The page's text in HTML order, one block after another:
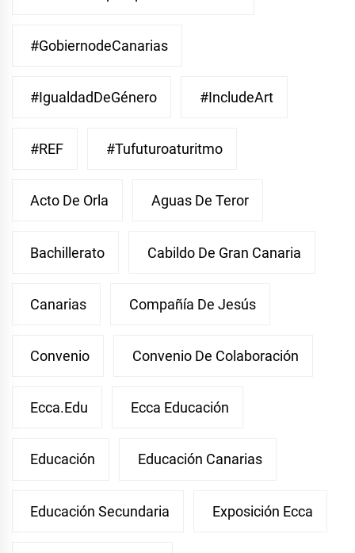
#GobiernodeCanarias
#IgualdadDeGénero #IncludeArt
#REF #Tufuturoaturitmo
Acto De Orla Aguas De Teror
Bachillerato Cabildo De Gran Canaria
Canarias Compañía De Jesús
Convenio Convenio De Colaboración
Ecca.edu Ecca Educación
Educación Educación Canarias
Educación Secundaria Exposición Ecca